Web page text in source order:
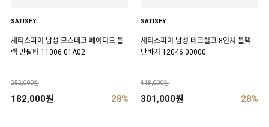
SATISFY
새티스파이 남성 모스테크 페이디드 블
랙 반팔티 11006 01A02
252,000원
182,000원 28%
SATISFY
새티스파이 남성 테크실크 8인치 블랙
반바지 12046 00000
418,000원
301,000원 28%